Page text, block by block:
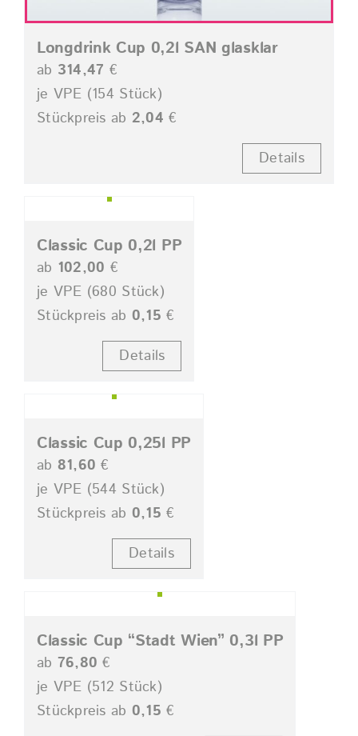
Longdrink Cup 0,2l SAN glasklar
ab 314,47 €
je VPE (154 Stück)
Stückpreis ab 2,04 €
Details
Classic Cup 0,2l PP
ab 102,00 €
je VPE (680 Stück)
Stückpreis ab 0,15 €
Details
Classic Cup 0,25l PP
ab 81,60 €
je VPE (544 Stück)
Stückpreis ab 0,15 €
Details
Classic Cup “Stadt Wien” 0,3l PP
ab 76,80 €
je VPE (512 Stück)
Stückpreis ab 0,15 €